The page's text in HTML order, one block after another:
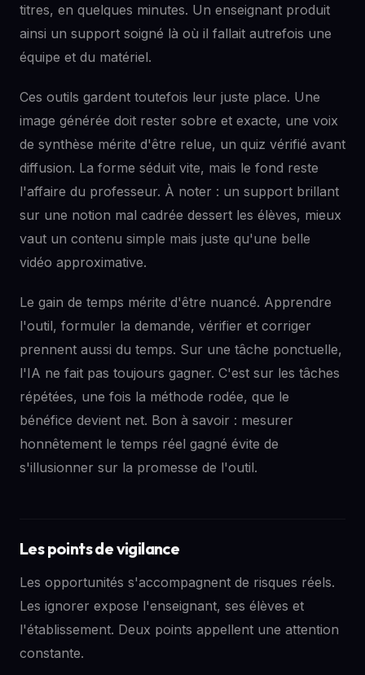
titres, en quelques minutes. Un enseignant produit
ainsi un support soigné là où il fallait autrefois une
équipe et du matériel.
Ces outils gardent toutefois leur juste place. Une
image générée doit rester sobre et exacte, une voix
de synthèse mérite d'être relue, un quiz vérifié avant
diffusion. La forme séduit vite, mais le fond reste
l'affaire du professeur. À noter : un support brillant
sur une notion mal cadrée dessert les élèves, mieux
vaut un contenu simple mais juste qu'une belle
vidéo approximative.
Le gain de temps mérite d'être nuancé. Apprendre
l'outil, formuler la demande, vérifier et corriger
prennent aussi du temps. Sur une tâche ponctuelle,
l'IA ne fait pas toujours gagner. C'est sur les tâches
répétées, une fois la méthode rodée, que le
bénéfice devient net. Bon à savoir : mesurer
honnêtement le temps réel gagné évite de
s'illusionner sur la promesse de l'outil.
Les points de vigilance
Les opportunités s'accompagnent de risques réels.
Les ignorer expose l'enseignant, ses élèves et
l'établissement. Deux points appellent une attention
constante.